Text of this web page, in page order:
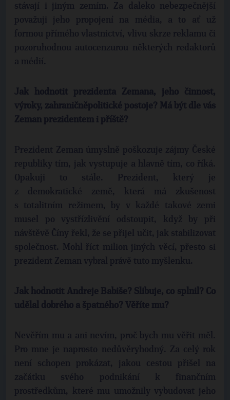
stávají i jiným zemím. Za daleko nebezpečnější
považuji jeho propojení na média, a to ať už
formou přímého vlastnictví, vlivu skrze reklamu či
pozoruhodnou autocenzurou některých redaktorů
a médií.
Jak hodnotit prezidenta Zemana, jeho činnost,
výroky, zahraničněpolitické postoje? Má být dle vás
Zeman prezidentem i příště?
Prezident Zeman úmyslně poškozuje zájmy České
republiky tím, jak vystupuje a hlavně tím, co říká.
Opakuji to stále. Prezident, který je
z demokratické země, která má zkušenost
s totalitním režimem, by v každé takové zemi
musel po vystřízlivění odstoupit, když by při
návštěvě Číny řekl, že se přijel učit, jak stabilizovat
společnost. Mohl říct milion jiných věcí, přesto si
prezident Zeman vybral právě tuto myšlenku.
Jak hodnotit Andreje Babiše? Slibuje, co splnil? Co
udělal dobrého a špatného? Věříte mu?
Nevěřím mu a ani nevím, proč bych mu věřit měl.
Pro mne je naprosto nedůvěryhodný. Za celý rok
není schopen prokázat, jakou cestou přišel na
začátku svého podnikání k finančním
prostředkům, které mu umožnily vybudovat jeho